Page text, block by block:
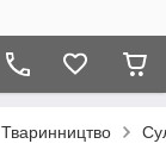
Тваринництво